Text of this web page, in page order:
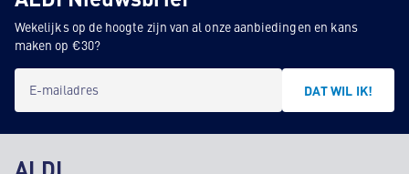
Wekelijks op de hoogte zijn van al onze aanbiedingen en kans
maken op €30?
E-mailadres DAT WIL IK!